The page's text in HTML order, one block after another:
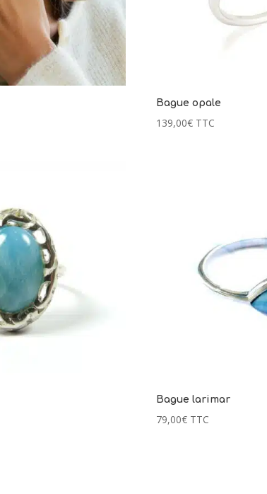
Bague opale
139,00€ TTC
Bague larimar
79,00€ TTC